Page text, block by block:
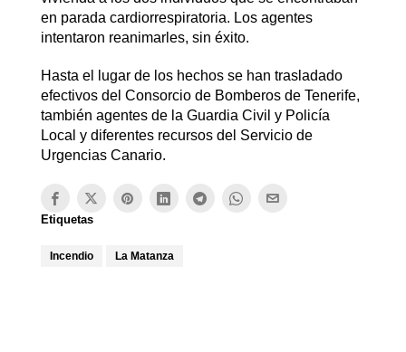
en parada cardiorrespiratoria. Los agentes
intentaron reanimarles, sin éxito.
Hasta el lugar de los hechos se han trasladado
efectivos del Consorcio de Bomberos de Tenerife,
también agentes de la Guardia Civil y Policía
Local y diferentes recursos del Servicio de
Urgencias Canario.
Etiquetas
Incendio La Matanza